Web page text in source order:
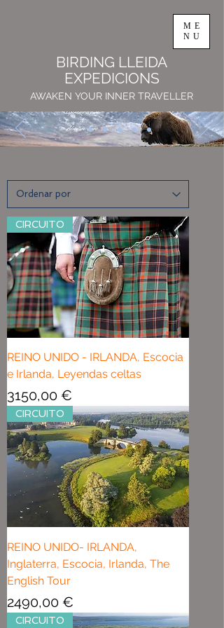
BIRDING LLEIDA
EXPEDICIONS
AWAKEN YOUR INNER TRAVELLER
ME
NU
CIRCUITO
REINO UNIDO - IRLANDA, Escocia
e Irlanda, Leyendas celtas
Precio
3150,00 €
CIRCUITO
REINO UNIDO- IRLANDA,
Inglaterra, Escocia, Irlanda, The
English Tour
Precio
2490,00 €
CIRCUITO